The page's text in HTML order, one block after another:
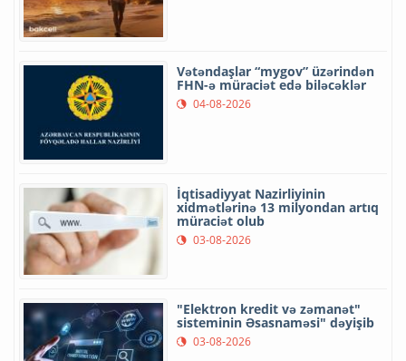
Vətəndaşlar “mygov” üzərindən
FHN-ə müraciət edə biləcəklər
04-08-2026
İqtisadiyyat Nazirliyinin
xidmətlərinə 13 milyondan artıq
müraciət olub
03-08-2026
"Elektron kredit və zəmanət"
sisteminin Əsasnaməsi" dəyişib
03-08-2026